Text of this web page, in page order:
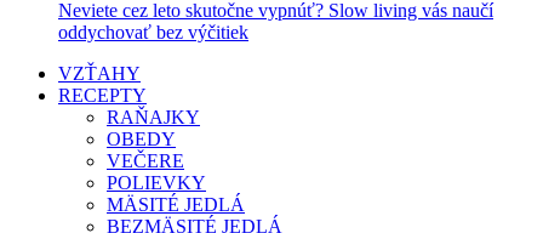
Neviete cez leto skutočne vypnúť? Slow living vás naučí
oddychovať bez výčitiek
VZŤAHY
RECEPTY
RAŇAJKY
OBEDY
VEČERE
POLIEVKY
MÄSITÉ JEDLÁ
BEZMÄSITÉ JEDLÁ